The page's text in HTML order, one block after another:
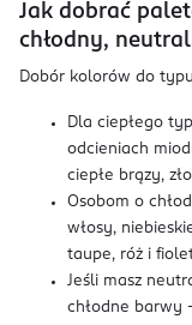
Jak dobrać
chłodny,
Dobór kolorów do
Dla ciepłego
odcieniach
ciepłe brązy,
Osobom o
włosy,
taupe, róż i
Jeśli masz
chłodne barwy